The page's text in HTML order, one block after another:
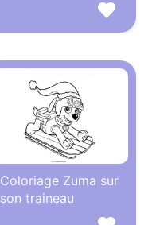
Coloriage Zuma sur
son traineau